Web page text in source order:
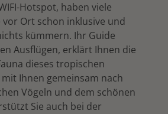
Hotspot, haben viele
Ort schon inklusive und
kümmern. Ihr Guide
Ausflügen, erklärt Ihnen die
dieses tropischen
Ihnen gemeinsam nach
Vögeln und dem schönen
Sie auch bei der